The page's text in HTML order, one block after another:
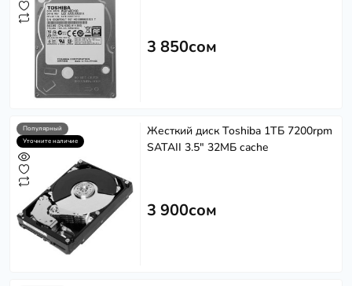
3 850сом
Популярный
Уточните наличие
Жесткий диск Toshiba 1ТБ 7200rpm
SATAII 3.5" 32МБ cache
3 900сом